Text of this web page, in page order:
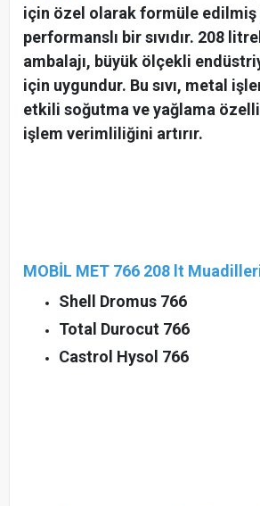
için özel olarak formüle edilmiş
performanslı bir sıvıdır. 208
ambalajı, büyük ölçekli
için uygundur. Bu sıvı, metal
etkili soğutma ve yağlama
işlem verimliliğini artırır.
MOBİL MET 766 208 lt
Shell Dromus 766
Total Durocut 766
Castrol Hysol 766